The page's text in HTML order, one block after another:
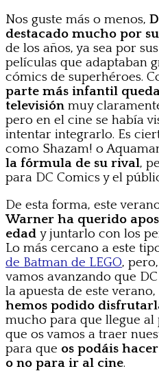
Nos guste más o menos,
destacado mucho por
de los años, ya sea por
películas que adaptaban
cómics de superhéroes.
parte más infantil
televisión muy
pero en el cine se había
intentar integrarlo. Es
como Shazam! o
la fórmula de su rival,
para DC Comics y el
De esta forma, este
Warner ha querido
edad y juntarlo con los
Lo más cercano a este
de Batman de LEGO,
vamos avanzando que
la apuesta de este verano,
hemos podido
mucho para que llegue
que os vamos a traer
para que os podáis
o no para ir al cine.